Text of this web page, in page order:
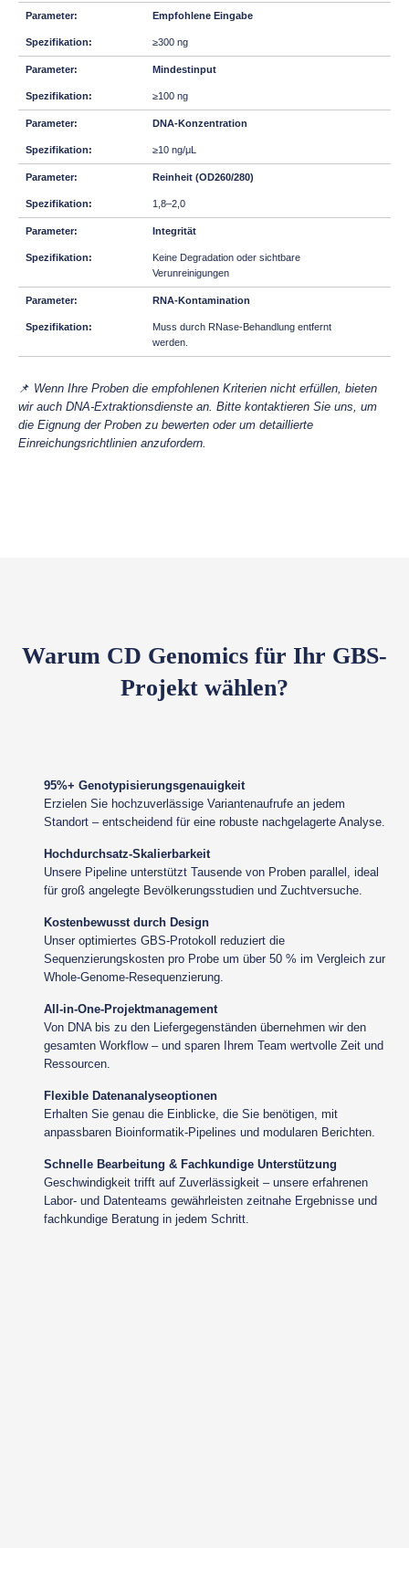
Empfohlene Eingabe
≥300 ng
Mindestinput
≥100 ng
DNA-Konzentration
≥10 ng/μL
Reinheit (OD260/280)
1,8–2,0
Integrität
Keine Degradation oder sichtbare
Verunreinigungen
RNA-Kontamination
Muss durch RNase-Behandlung entfernt
werden.
📌 Wenn Ihre Proben die empfohlenen Kriterien nicht erfüllen, bieten
wir auch DNA-Extraktionsdienste an. Bitte kontaktieren Sie uns, um
die Eignung der Proben zu bewerten oder um detaillierte
Einreichungsrichtlinien anzufordern.
Warum CD Genomics für Ihr GBS-
Projekt wählen?
95%+ Genotypisierungsgenauigkeit
Erzielen Sie hochzuverlässige Variantenaufrufe an jedem
Standort – entscheidend für eine robuste nachgelagerte Analyse.
Hochdurchsatz-Skalierbarkeit
Unsere Pipeline unterstützt Tausende von Proben parallel, ideal
für groß angelegte Bevölkerungsstudien und Zuchtversuche.
Kostenbewusst durch Design
Unser optimiertes GBS-Protokoll reduziert die
Sequenzierungskosten pro Probe um über 50 % im Vergleich zur
Whole-Genome-Resequenzierung.
All-in-One-Projektmanagement
Von DNA bis zu den Liefergegenständen übernehmen wir den
gesamten Workflow – und sparen Ihrem Team wertvolle Zeit und
Ressourcen.
Flexible Datenanalyseoptionen
Erhalten Sie genau die Einblicke, die Sie benötigen, mit
anpassbaren Bioinformatik-Pipelines und modularen Berichten.
Schnelle Bearbeitung & Fachkundige Unterstützung
Geschwindigkeit trifft auf Zuverlässigkeit – unsere erfahrenen
Labor- und Datenteams gewährleisten zeitnahe Ergebnisse und
fachkundige Beratung in jedem Schritt.